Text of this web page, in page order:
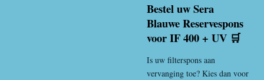
Bestel uw Sera
Blauwe Reservespons
voor IF 400 + UV 🛒
Is uw filterspons aan
vervanging toe? Kies dan voor